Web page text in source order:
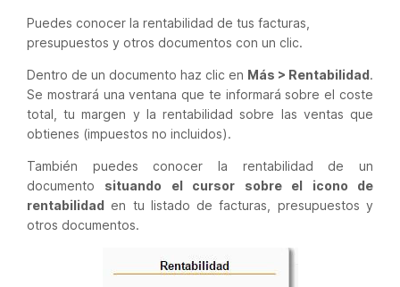
Puedes conocer la rentabilidad de tus facturas,
presupuestos y otros documentos con un clic.
Dentro de un documento haz clic en Más > Rentabilidad.
Se mostrará una ventana que te informará sobre el coste
total, tu margen y la rentabilidad sobre las ventas que
obtienes (impuestos no incluidos).
También puedes conocer la rentabilidad de un
documento situando el cursor sobre el icono de
rentabilidad en tu listado de facturas, presupuestos y
otros documentos.